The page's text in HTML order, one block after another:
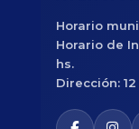
Horario
Horario de
hs.
Dirección: